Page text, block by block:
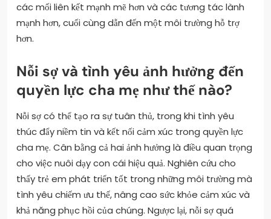
các mối liên kết mạnh mẽ hơn và các tương tác lành
mạnh hơn, cuối cùng dẫn đến một môi trường hỗ trợ
hơn.
Nỗi sợ và tình yêu ảnh hưởng đến
quyền lực cha mẹ như thế nào?
Nỗi sợ có thể tạo ra sự tuân thủ, trong khi tình yêu
thúc đẩy niềm tin và kết nối cảm xúc trong quyền lực
cha mẹ. Cân bằng cả hai ảnh hưởng là điều quan trọng
cho việc nuôi dạy con cái hiệu quả. Nghiên cứu cho
thấy trẻ em phát triển tốt trong những môi trường mà
tình yêu chiếm ưu thế, nâng cao sức khỏe cảm xúc và
khả năng phục hồi của chúng. Ngược lại, nỗi sợ quá